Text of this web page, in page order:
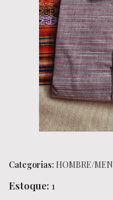
Categorias: HOMBRE/MEN
Estoque: 1